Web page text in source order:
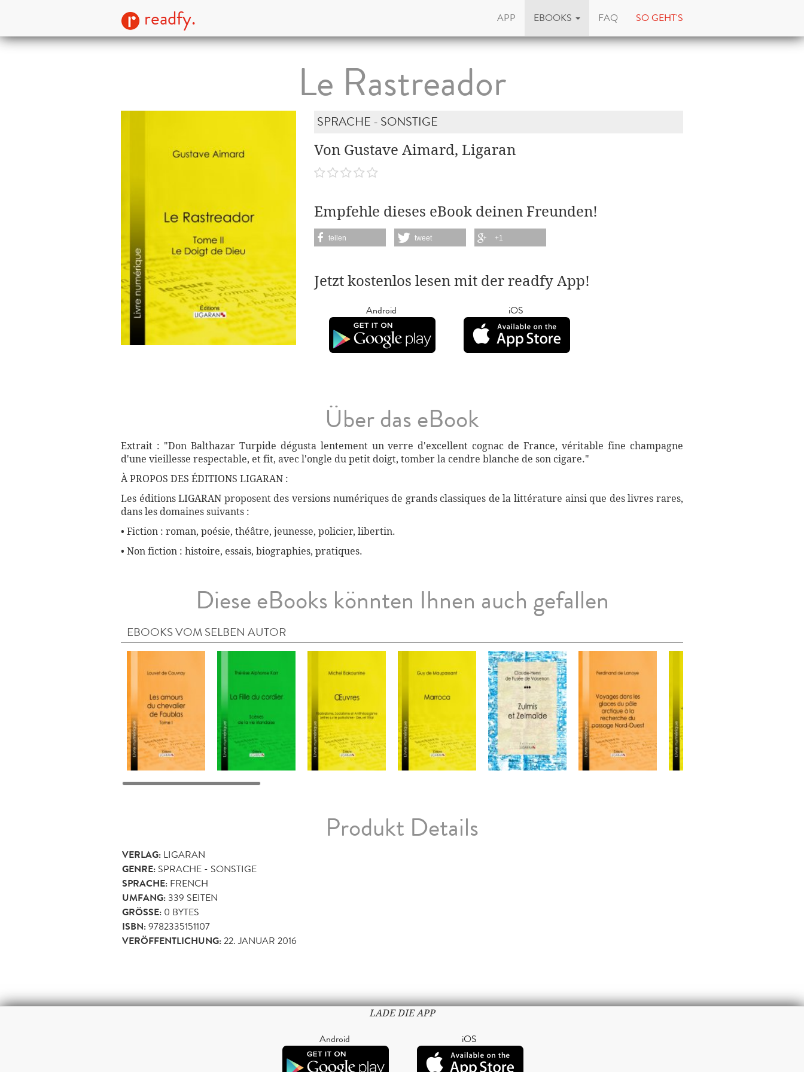
readfy. APP EBOOKS FAQ SO GEHT'S
Le Rastreador
SPRACHE - SONSTIGE
Von Gustave Aimard, Ligaran
Empfehle dieses eBook deinen Freunden!
teilen tweet +1
Jetzt kostenlos lesen mit der readfy App!
Android iOS
Über das eBook
Extrait : "Don Balthazar Turpide dégusta lentement un verre d'excellent cognac de France, véritable fine champagne
d'une vieillesse respectable, et fit, avec l'ongle du petit doigt, tomber la cendre blanche de son cigare."
À PROPOS DES ÉDITIONS LIGARAN :
Les éditions LIGARAN proposent des versions numériques de grands classiques de la littérature ainsi que des livres rares,
dans les domaines suivants :
• Fiction : roman, poésie, théâtre, jeunesse, policier, libertin.
• Non fiction : histoire, essais, biographies, pratiques.
Diese eBooks könnten Ihnen auch gefallen
EBOOKS VOM SELBEN AUTOR
Produkt Details
VERLAG: LIGARAN
GENRE: SPRACHE - SONSTIGE
SPRACHE: FRENCH
UMFANG:339 SEITEN
GRÖSSE: 0 BYTES
ISBN:9782335151107
VERÖFFENTLICHUNG:22. JANUAR 2016
LADE DIE APP
Android iOS